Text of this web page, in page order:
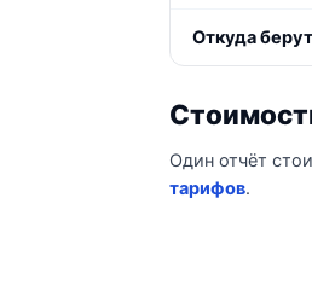
Откуда
Один отчёт
тарифов.